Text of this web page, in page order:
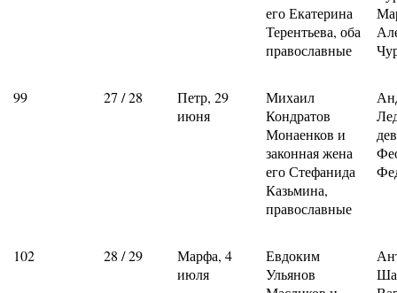
его Екатерина
Терентьева, оба
православные
99 27 / 28
Петр, 29
июня
Михаил
Кондратов
Монаенков и
законная жена
его Стефанида
Казьмина,
православные
102 28 / 29
Марфа, 4
июля
Евдоким
Ульянов